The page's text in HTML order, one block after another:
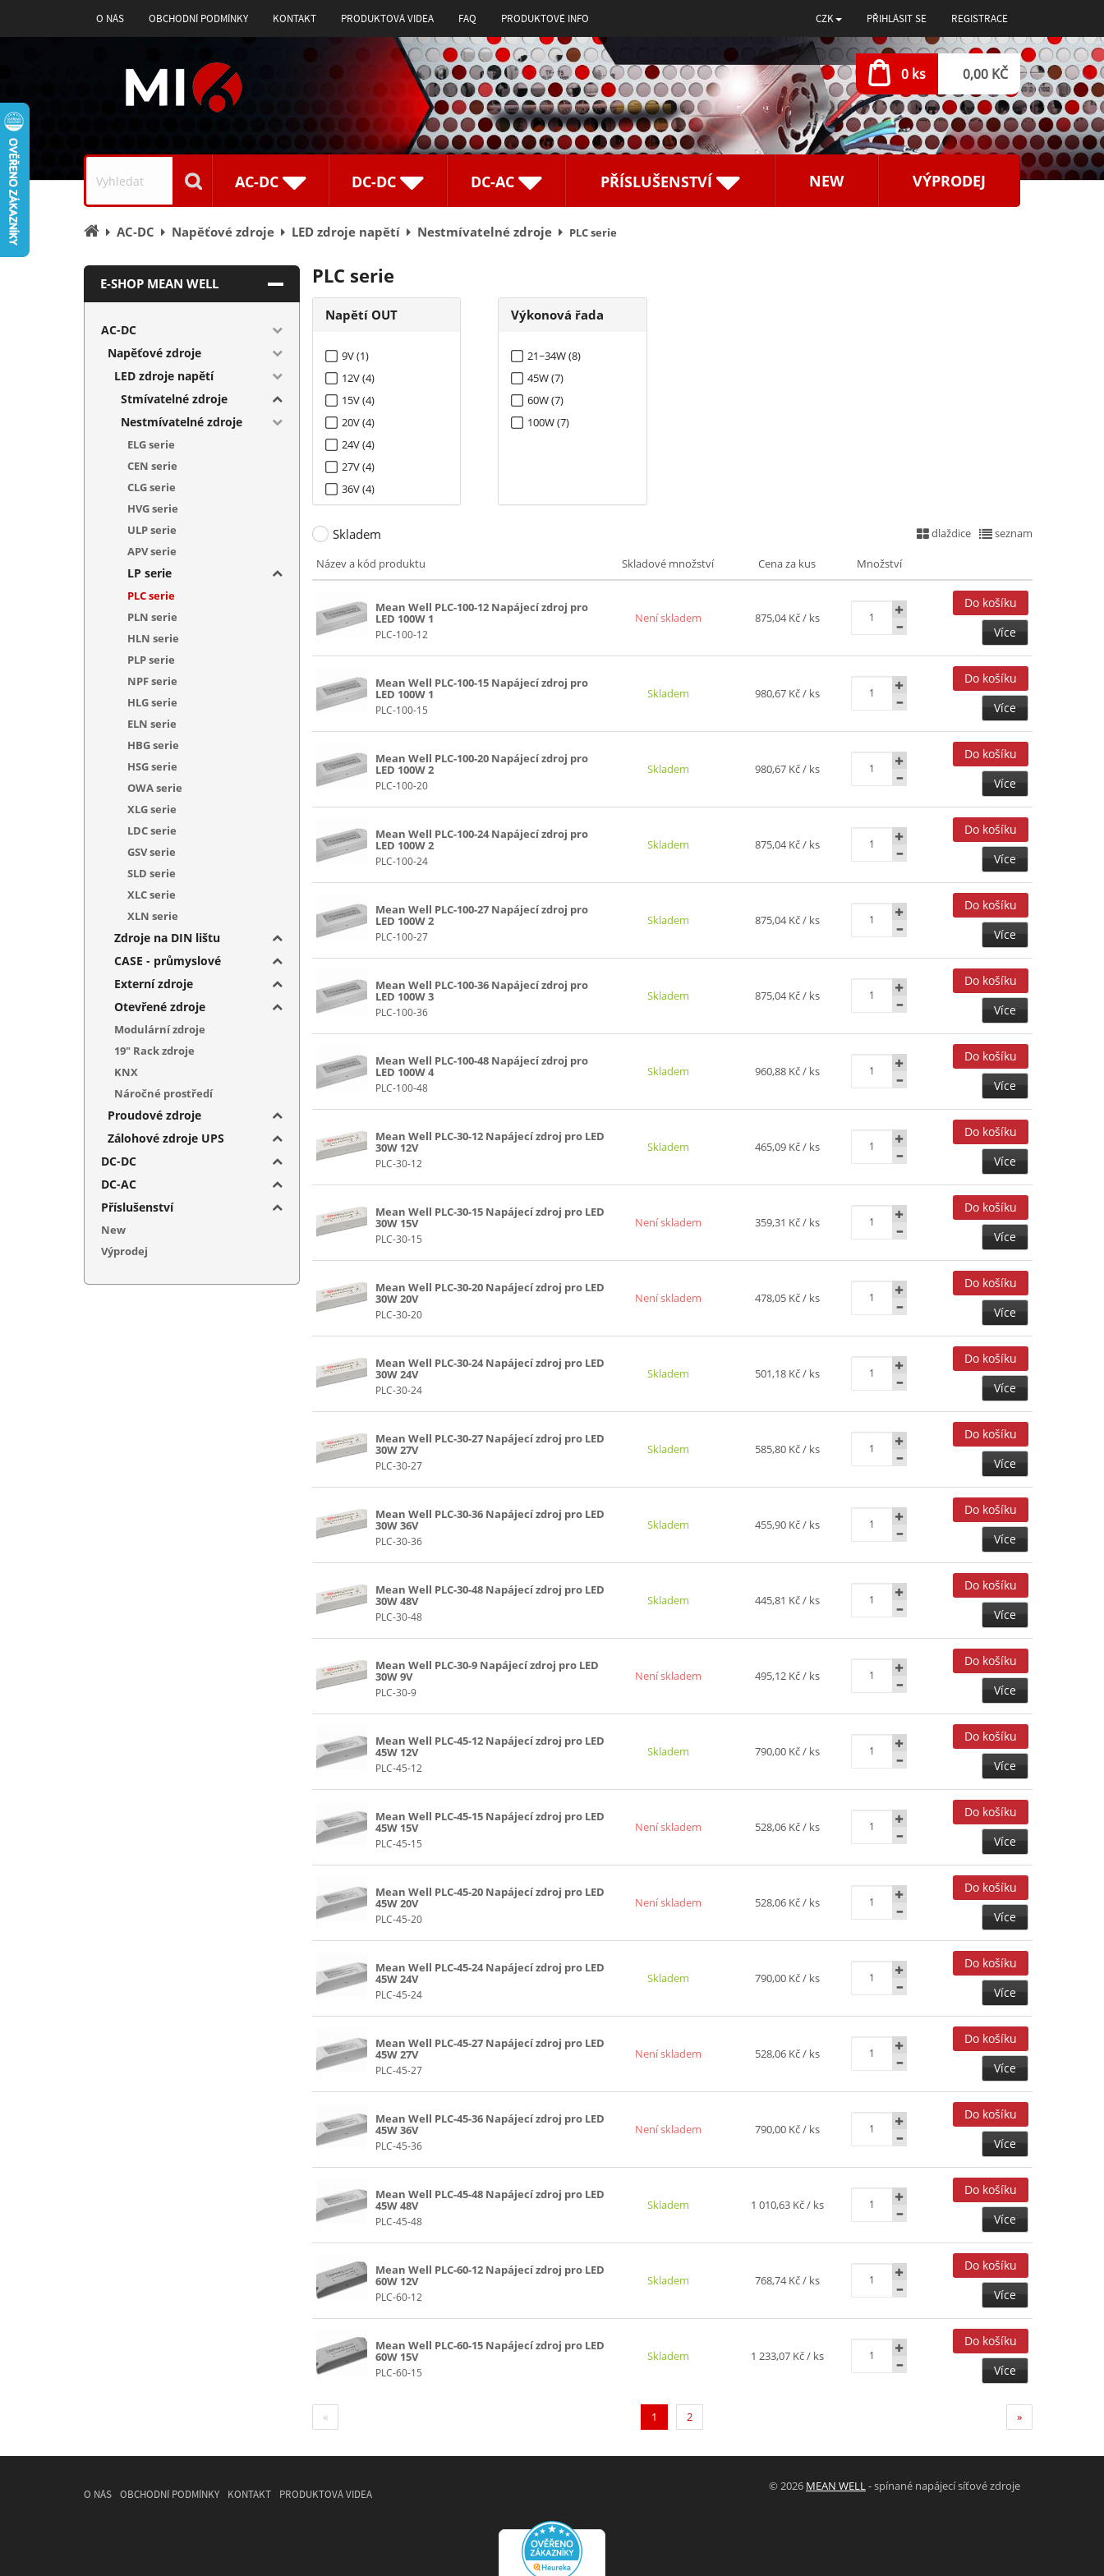
O NÁS OBCHODNÍ PODMÍNKY KONTAKT PRODUKTOVÁ VIDEA FAQ PRODUKTOVÉ INFO CZK PŘIHLÁSIT SE REGISTRACE
0 ks 0,00 KČ
Vyhledávání
AC-DC DC-DC DC-AC PŘÍSLUŠENSTVÍ NEW VÝPRODEJ
Úvodní
AC-DC Napěťové zdroje LED zdroje napětí Nestmívatelné zdroje PLC serie
PLC serie
Napětí OUT
9V (1)
12V (4)
15V (4)
20V (4)
24V (4)
27V (4)
36V (4)
Výkonová řada
21~34W (8)
45W (7)
60W (7)
100W (7)
Skladem dlaždice seznam
Název a kód produktu Skladové množství Cena za kus Množství
Mean Well PLC-100-12 Napájecí zdroj pro
LED 100W 1
PLC-100-12
Není skladem 875,04 Kč/ ks
Více
Mean Well PLC-100-15 Napájecí zdroj pro
LED 100W 1
PLC-100-15
Skladem 980,67 Kč/ ks
Více
Mean Well PLC-100-20 Napájecí zdroj pro
LED 100W 2
PLC-100-20
Skladem 980,67 Kč/ ks
Více
Mean Well PLC-100-24 Napájecí zdroj pro
LED 100W 2
PLC-100-24
Skladem 875,04 Kč/ ks
Více
Mean Well PLC-100-27 Napájecí zdroj pro
LED 100W 2
PLC-100-27
Skladem 875,04 Kč/ ks
Více
Mean Well PLC-100-36 Napájecí zdroj pro
LED 100W 3
PLC-100-36
Skladem 875,04 Kč/ ks
Více
Mean Well PLC-100-48 Napájecí zdroj pro
LED 100W 4
PLC-100-48
Skladem 960,88 Kč/ ks
Více
Mean Well PLC-30-12 Napájecí zdroj pro LED
30W 12V
PLC-30-12
Skladem 465,09 Kč/ ks
Více
Mean Well PLC-30-15 Napájecí zdroj pro LED
30W 15V
PLC-30-15
Není skladem 359,31 Kč/ ks
Více
Mean Well PLC-30-20 Napájecí zdroj pro LED
30W 20V
PLC-30-20
Není skladem 478,05 Kč/ ks
Více
Mean Well PLC-30-24 Napájecí zdroj pro LED
30W 24V
PLC-30-24
Skladem 501,18 Kč/ ks
Více
Mean Well PLC-30-27 Napájecí zdroj pro LED
30W 27V
PLC-30-27
Skladem 585,80 Kč/ ks
Více
Mean Well PLC-30-36 Napájecí zdroj pro LED
30W 36V
PLC-30-36
Skladem 455,90 Kč/ ks
Více
Mean Well PLC-30-48 Napájecí zdroj pro LED
30W 48V
PLC-30-48
Skladem 445,81 Kč/ ks
Více
Mean Well PLC-30-9 Napájecí zdroj pro LED
30W 9V
PLC-30-9
Není skladem 495,12 Kč/ ks
Více
Mean Well PLC-45-12 Napájecí zdroj pro LED
45W 12V
PLC-45-12
Skladem 790,00 Kč/ ks
Více
Mean Well PLC-45-15 Napájecí zdroj pro LED
45W 15V
PLC-45-15
Není skladem 528,06 Kč/ ks
Více
Mean Well PLC-45-20 Napájecí zdroj pro LED
45W 20V
PLC-45-20
Není skladem 528,06 Kč/ ks
Více
Mean Well PLC-45-24 Napájecí zdroj pro LED
45W 24V
PLC-45-24
Skladem 790,00 Kč/ ks
Více
Mean Well PLC-45-27 Napájecí zdroj pro LED
45W 27V
PLC-45-27
Není skladem 528,06 Kč/ ks
Více
Mean Well PLC-45-36 Napájecí zdroj pro LED
45W 36V
PLC-45-36
Není skladem 790,00 Kč/ ks
Více
Mean Well PLC-45-48 Napájecí zdroj pro LED
45W 48V
PLC-45-48
Skladem 1 010,63 Kč/ ks
Více
Mean Well PLC-60-12 Napájecí zdroj pro LED
60W 12V
PLC-60-12
Skladem 768,74 Kč/ ks
Více
Mean Well PLC-60-15 Napájecí zdroj pro LED
60W 15V
PLC-60-15
Skladem 1 233,07 Kč/ ks
Více
« 1 (current)
2 »
E-SHOP MEAN WELL
AC-DC
Napěťové zdroje
LED zdroje napětí
Stmívatelné zdroje
Nestmívatelné zdroje
ELG serie
CEN serie
CLG serie
HVG serie
ULP serie
APV serie
LP serie
PLC serie
PLN serie
HLN serie
PLP serie
NPF serie
HLG serie
ELN serie
HBG serie
HSG serie
OWA serie
XLG serie
LDC serie
GSV serie
SLD serie
XLC serie
XLN serie
Zdroje na DIN lištu
CASE - průmyslové
Externí zdroje
Otevřené zdroje
Modulární zdroje
19" Rack zdroje
KNX
Náročné prostředí
Proudové zdroje
Zálohové zdroje UPS
DC-DC
DC-AC
Příslušenství
New
Výprodej
O NÁS OBCHODNÍ PODMÍNKY KONTAKT PRODUKTOVÁ VIDEA
© 2026 MEAN WELL - spínané napájecí síťové zdroje